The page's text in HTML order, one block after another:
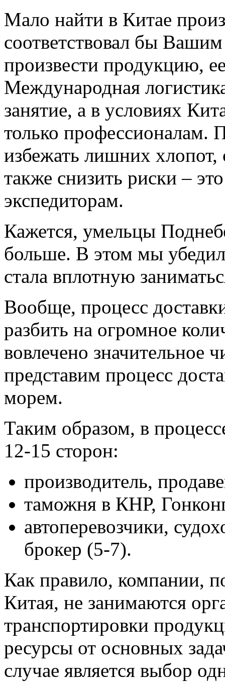
Мало найти в Китае
соответствовал бы
произвести продукцию,
Международная
занятие, а в условиях
только профессионалам.
избежать лишних хлопот,
также снизить риски –
экспедиторам.
Кажется, умельцы
больше. В этом мы
стала вплотную
Вообще, процесс
разбить на огромное
вовлечено значительное
представим процесс
морем.
Таким образом, в
12-15 сторон:
производитель,
таможня в КНР,
автоперевозчики,
брокер (5-7).
Как правило, компании,
Китая, не занимаются
транспортировки
ресурсы от основных
случае является выбор